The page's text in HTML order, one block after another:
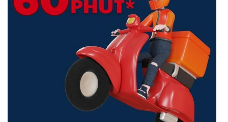
Trọng lượng 0.25 kg
24 tháng